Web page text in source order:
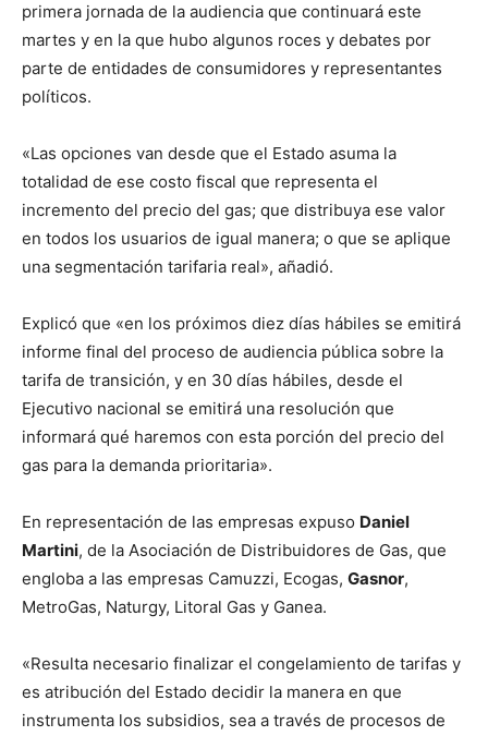
primera jornada de la audiencia que continuará este
martes y en la que hubo algunos roces y debates por
parte de entidades de consumidores y representantes
políticos.
«Las opciones van desde que el Estado asuma la
totalidad de ese costo fiscal que representa el
incremento del precio del gas; que distribuya ese valor
en todos los usuarios de igual manera; o que se aplique
una segmentación tarifaria real», añadió.
Explicó que «en los próximos diez días hábiles se emitirá
informe final del proceso de audiencia pública sobre la
tarifa de transición, y en 30 días hábiles, desde el
Ejecutivo nacional se emitirá una resolución que
informará qué haremos con esta porción del precio del
gas para la demanda prioritaria».
En representación de las empresas expuso Daniel
Martini, de la Asociación de Distribuidores de Gas, que
engloba a las empresas Camuzzi, Ecogas, Gasnor,
MetroGas, Naturgy, Litoral Gas y Ganea.
«Resulta necesario finalizar el congelamiento de tarifas y
es atribución del Estado decidir la manera en que
instrumenta los subsidios, sea a través de procesos de